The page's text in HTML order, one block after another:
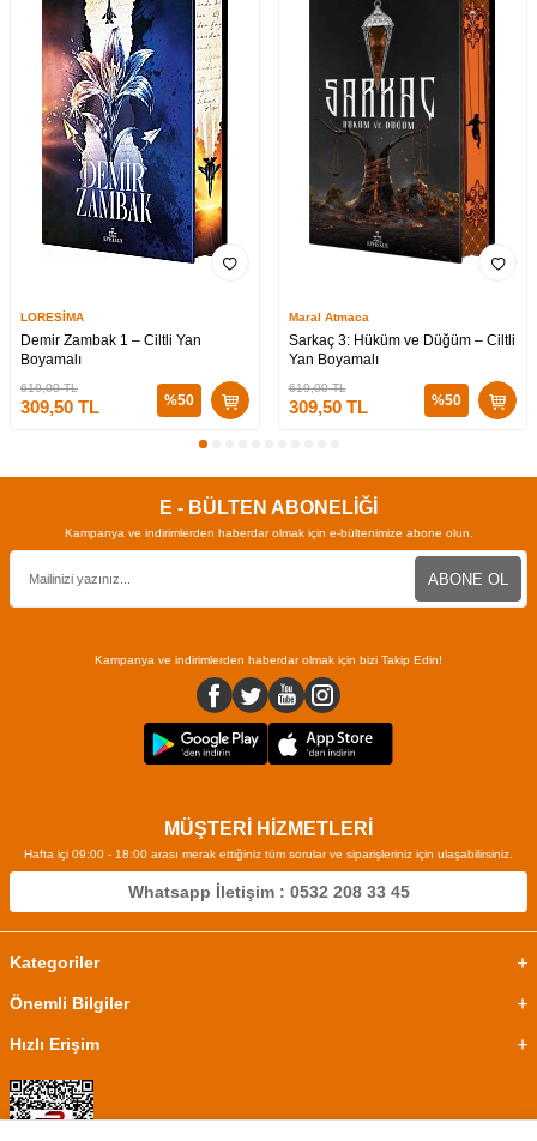
LORESİMA
Demir Zambak 1 – Ciltli Yan
Boyamalı
619,00TL
309,50 TL %50
Maral Atmaca
Sarkaç 3: Hüküm ve Düğüm – Ciltli
Yan Boyamalı
619,00TL
309,50TL %50
E - BÜLTEN ABONELİĞİ
Kampanya ve indirimlerden haberdar olmak için e-bültenimize abone olun.
ABONE OL
Kampanya ve indirimlerden haberdar olmak için bizi Takip Edin!
MÜŞTERİ HİZMETLERİ
Hafta içi 09:00 - 18:00 arası merak ettiğiniz tüm sorular ve siparişleriniz için ulaşabilirsiniz.
Whatsapp İletişim : 0532 208 33 45
Kategoriler
Önemli Bilgiler
Hızlı Erişim